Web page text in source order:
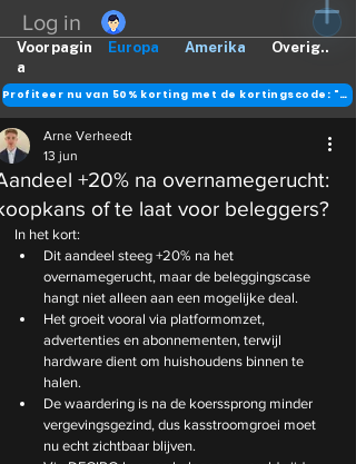
Log in
Europa Amerika Overig..
Voorpagin
a
Profiteer nu van 50% korting met de kortingscode: "DANK"
+20% na overnamegerucht:
of te laat voor beleggers?
Arne Verheedt
13 jun
In het kort:
Dit aandeel steeg +20% na het
overnamegerucht, maar de beleggingscase
hangt niet alleen aan een mogelijke deal.
Het groeit vooral via platformomzet,
advertenties en abonnementen, terwijl
hardware dient om huishoudens binnen te
halen.
De waardering is na de koerssprong minder
vergevingsgezind, dus kasstroomgroei moet
nu echt zichtbaar blijven.